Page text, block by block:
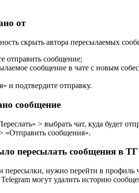
от
скрыть автора пересылаемых
отправить сообщение;
сообщение в чате с новым
и подтвердите отправку.
сообщение
> выбрать чат, куда будет
«Отправить сообщения».
пересылать сообщения в ТГ
нужно перейти в профиль
могут удалить историю